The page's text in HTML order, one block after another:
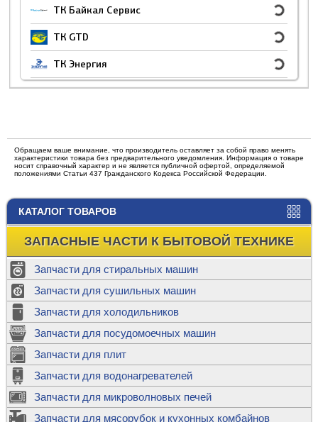
КАТАЛОГ ТОВАРОВ
ЗАПАСНЫЕ ЧАСТИ К БЫТОВОЙ ТЕХНИКЕ
Запчасти для стиральных машин
Запчасти для сушильных машин
Запчасти для холодильников
Запчасти для посудомоечных машин
Запчасти для плит
Запчасти для водонагревателей
Запчасти для микроволновых печей
Запчасти для мясорубок и кухонных комбайнов
ТК Байкал Сервис
ТК GTD
ТК Энергия
Обращаем ваше внимание, что производитель оставляет за собой право менять
характеристики товара без предварительного уведомления. Информация о товаре
носит справочный характер и не является публичной офертой, определяемой
положениями Статьи 437 Гражданского Кодекса Российской Федерации.